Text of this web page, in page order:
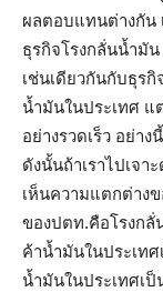
ผลตอบแทนต่างกัน
ธุรกิจโรงกลั่นน้ำมัน
เช่นเดียวกันกับธุร
น้ำมันในประเทศ แ
อย่างรวดเร็ว อย่าง
ดังนั้นถ้าเราไปเจ
เห็นความแตกต่าง
ของปตท.คือโรงกลั่
ค้าน้ำมันในประเท
น้ำมันในประเทศเ